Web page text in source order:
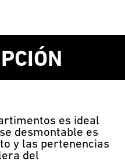
es ideal
desmontable es
y las pertenencias
del